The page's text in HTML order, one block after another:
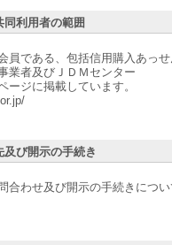
利用者の範囲
員である、包括信用購入あっ
業者及びＪＤＭセンター
ジに掲載しています。
び開示の手続き
合わせ及び開示の手続きにつ